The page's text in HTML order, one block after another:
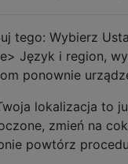
tego: Wybierz
Język i region,
ponownie
lokalizacja to
zmień na
powtórz